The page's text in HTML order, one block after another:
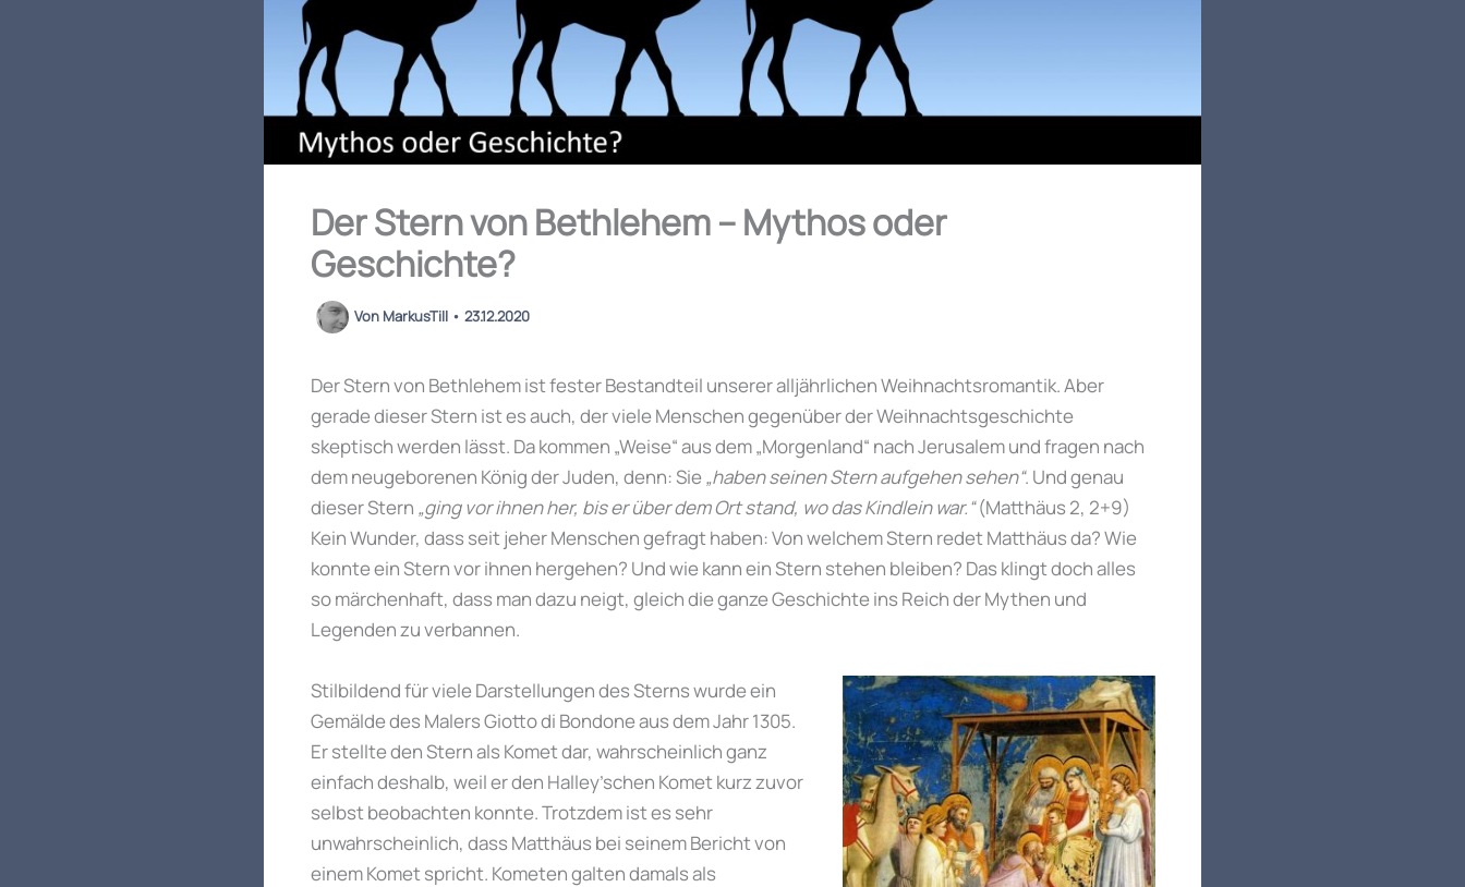
Der Stern von Bethlehem – Mythos oder
Geschichte?
Von MarkusTill • 23.12.2020
Der Stern von Bethlehem ist fester Bestandteil unserer alljährlichen Weihnachtsromantik. Aber
gerade dieser Stern ist es auch, der viele Menschen gegenüber der Weihnachtsgeschichte
skeptisch werden lässt. Da kommen „Weise“ aus dem „Morgenland“ nach Jerusalem und fragen nach
dem neugeborenen König der Juden, denn: Sie „haben seinen Stern aufgehen sehen“. Und genau
dieser Stern „ging vor ihnen her, bis er über dem Ort stand, wo das Kindlein war.“(Matthäus 2, 2+9)
Kein Wunder, dass seit jeher Menschen gefragt haben: Von welchem Stern redet Matthäus da? Wie
konnte ein Stern vor ihnen hergehen? Und wie kann ein Stern stehen bleiben? Das klingt doch alles
so märchenhaft, dass man dazu neigt, gleich die ganze Geschichte ins Reich der Mythen und
Legenden zu verbannen.
Stilbildend für viele Darstellungen des Sterns wurde ein
Gemälde des Malers Giotto di Bondone aus dem Jahr 1305.
Er stellte den Stern als Komet dar, wahrscheinlich ganz
einfach deshalb, weil er den Halley’schen Komet kurz zuvor
selbst beobachten konnte. Trotzdem ist es sehr
unwahrscheinlich, dass Matthäus bei seinem Bericht von
einem Komet spricht. Kometen galten damals als